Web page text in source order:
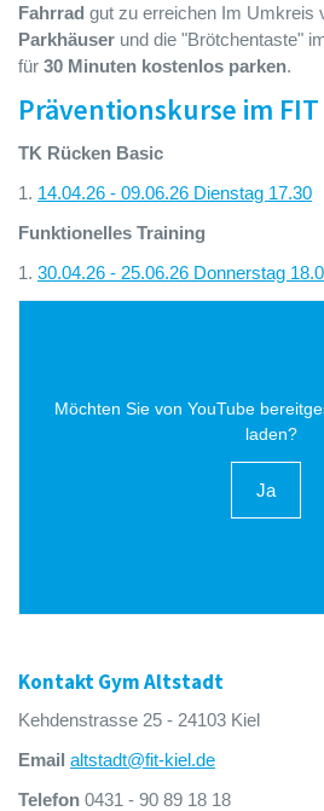
Fahrrad gut zu erreichen Im Umkreis
Parkhäuser und die "Brötchentaste"
für 30 Minuten kostenlos parken.
Präventionskurse im
TK Rücken Basic
1. 14.04.26 - 09.06.26 Dienstag 17.30
Funktionelles Training
1. 30.04.26 - 25.06.26 Donnerstag
Möchten Sie von YouTube
laden?
Ja
Kontakt Gym Altstadt
Kehdenstrasse 25 - 24103 Kiel
Email altstadt@fit-kiel.de
Telefon 0431 - 90 89 18 18